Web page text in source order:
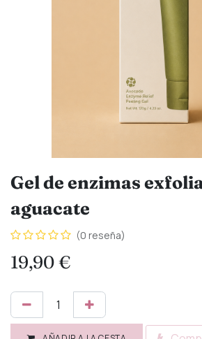
Gel de enzimas
aguacate
(0 reseña)
19,90€